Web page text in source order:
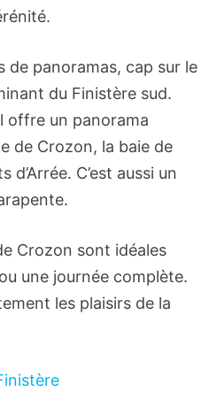
de panoramas, cap sur le
du Finistère sud.
offre un panorama
de Crozon, la baie de
C’est aussi un
Crozon sont idéales
une journée complète.
les plaisirs de la